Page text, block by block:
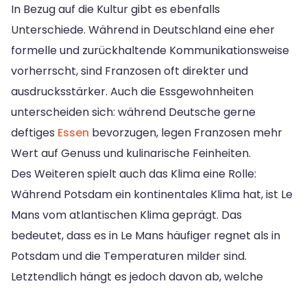
In Bezug auf die Kultur gibt es ebenfalls
Unterschiede. Während in Deutschland eine eher
formelle und zurückhaltende Kommunikationsweise
vorherrscht, sind Franzosen oft direkter und
ausdrucksstärker. Auch die Essgewohnheiten
unterscheiden sich: während Deutsche gerne
deftiges Essen bevorzugen, legen Franzosen mehr
Wert auf Genuss und kulinarische Feinheiten.
Des Weiteren spielt auch das Klima eine Rolle:
Während Potsdam ein kontinentales Klima hat, ist Le
Mans vom atlantischen Klima geprägt. Das
bedeutet, dass es in Le Mans häufiger regnet als in
Potsdam und die Temperaturen milder sind.
Letztendlich hängt es jedoch davon ab, welche